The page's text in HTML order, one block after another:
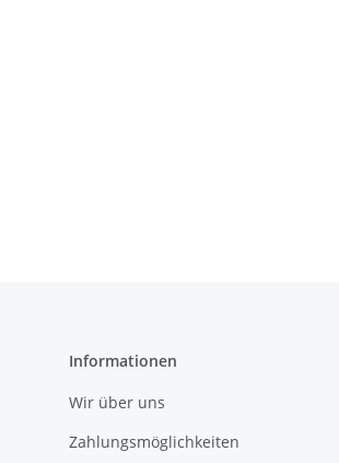
Informationen
Wir über uns
Zahlungsmöglichkeiten